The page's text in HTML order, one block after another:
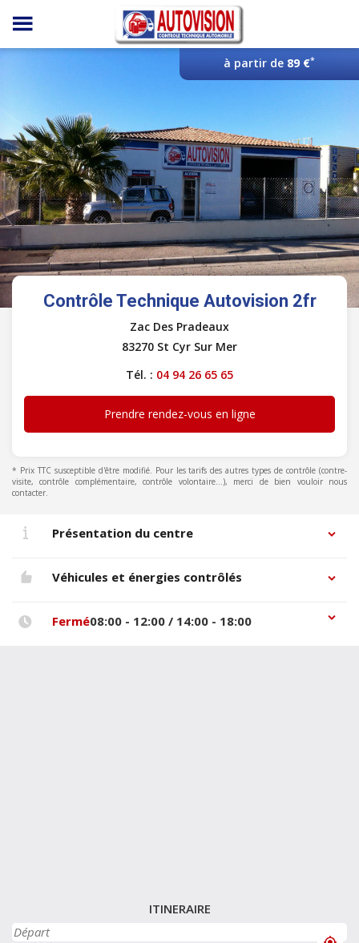
Panneau de gestion des cookies
à partir de 89 €*
Contrôle Technique Autovision 2fr
Zac Des Pradeaux
83270 St Cyr Sur Mer
Tél. : 04 94 26 65 65
Prendre rendez-vous en ligne
* Prix TTC susceptible d'être modifié. Pour les tarifs des autres types de contrôle (contre-
visite, contrôle complémentaire, contrôle volontaire...), merci de bien vouloir nous
contacter.
Présentation du centre
Véhicules et énergies contrôlés
Fermé08:00 - 12:00 / 14:00 - 18:00
ITINERAIRE